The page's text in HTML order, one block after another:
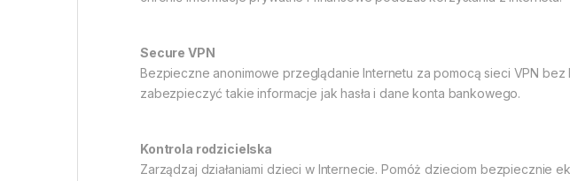
Secure VPN
Bezpieczne anonimowe przeglądanie Internetu za pomocą sieci VPN
zabezpieczyć takie informacje jak hasła i dane konta bankowego.
Kontrola rodzicielska
Zarządzaj działaniami dzieci w Internecie. Pomóż dzieciom bezpiecznie